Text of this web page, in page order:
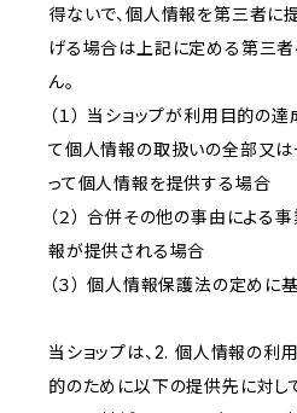
得ないで、個人情報を第三者に
げる場合は上記に定める第三
ん。
（１） 当ショップが利用目的の
て個人情報の取扱いの全部又
って個人情報を提供する場合
（２） 合併その他の事由による
報が提供される場合
（３） 個人情報保護法の定め
当ショップは、2. 個人情報の利
的のために以下の提供先に対し